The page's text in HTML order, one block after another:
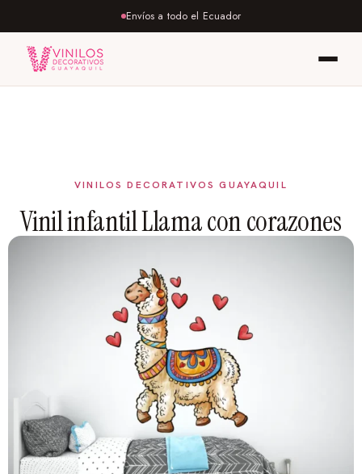
Envíos a todo el Ecuador
Vinil infantil Llama con corazones